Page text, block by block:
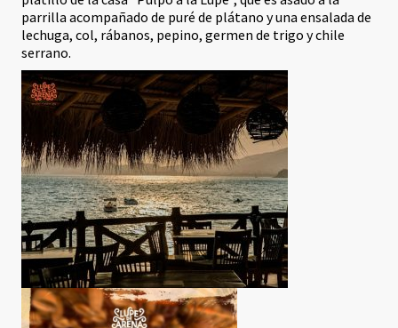
parrilla acompañado de puré de plátano y una ensalada de
lechuga, col, rábanos, pepino, germen de trigo y chile
serrano.